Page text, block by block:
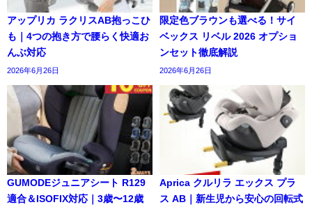
アップリカ ラクリスAB抱っこひ
も｜4つの抱き方で腰らく快適お
んぶ対応
2026年6月26日
限定色ブラウンも選べる！サイ
ベックス リベル 2026 オプショ
ンセット徹底解説
2026年6月26日
GUMODEジュニアシート R129
適合＆ISOFIX対応｜3歳〜12歳
Aprica クルリラ エックス プラ
ス AB｜新生児から安心の回転式